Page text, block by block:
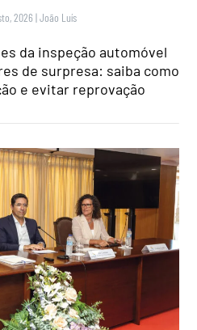
2026 |João Luís
da inspeção automóvel
de surpresa: saiba como
e evitar reprovação